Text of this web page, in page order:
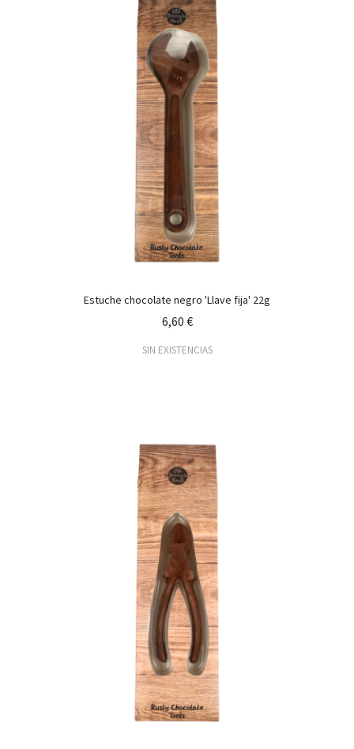
Estuche chocolate negro 'Llave fija' 22g
6,60 €
SIN EXISTENCIAS